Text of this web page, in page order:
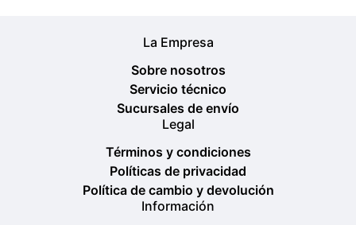
La Empresa
Sobre nosotros
Servicio técnico
Sucursales de envío
Legal
Términos y condiciones
Políticas de privacidad
Política de cambio y devolución
Información